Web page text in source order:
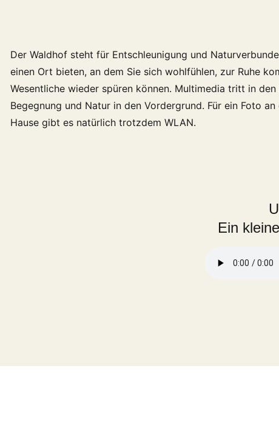
Der Waldhof steht für Entschleunigung und
einen Ort bieten, an dem Sie sich wohlfühlen, zur Ruhe
Wesentliche wieder spüren können. Multimedia tritt in den
Begegnung und Natur in den Vordergrund. Für ein Foto an
Hause gibt es natürlich trotzdem WLAN.
Ein